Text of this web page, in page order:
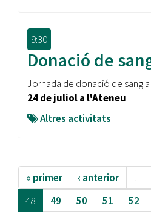
9:30
Donació de
Jornada de donació de sang
24 de juliol a l'Ateneu
Altres activitats
« primer ‹ anterior …
48
49 50 51 52